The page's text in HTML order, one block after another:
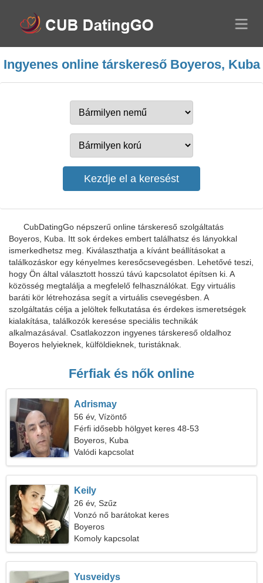
Ingyenes online társkereső Boyeros, Kuba
CubDatingGo népszerű online társkereső szolgáltatás
Boyeros, Kuba. Itt sok érdekes embert találhatsz és lányokkal
ismerkedhetsz meg. Kiválaszthatja a kívánt beállításokat a
találkozáskor egy kényelmes keresőcsevegésben. Lehetővé teszi,
hogy Ön által választott hosszú távú kapcsolatot építsen ki. A
közösség megtalálja a megfelelő felhasználókat. Egy virtuális
baráti kör létrehozása segít a virtuális csevegésben. A
szolgáltatás célja a jelöltek felkutatása és érdekes ismeretségek
kialakítása, találkozók keresése speciális technikák
alkalmazásával. Csatlakozzon ingyenes társkereső oldalhoz
Boyeros helyieknek, külföldieknek, turistáknak.
Férfiak és nők online
Adrismay
56 év, Vízöntő
Férfi idősebb hölgyet keres 48-53
Boyeros, Kuba
Valódi kapcsolat
Keily
26 év, Szűz
Vonzó nő barátokat keres
Boyeros
Komoly kapcsolat
Yusveidys